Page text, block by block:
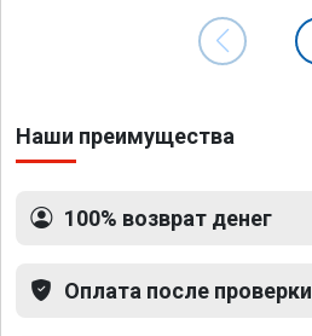
Наши преимущества
100% возврат денег
Оплата после проверки